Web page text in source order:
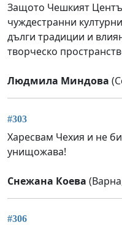
Защото Чешкият
чуждестранни
дълги традиции и
творческо
Людмила Миндова
#303
Харесвам Чехия и не
унищожава!
Снежана Коева
#306